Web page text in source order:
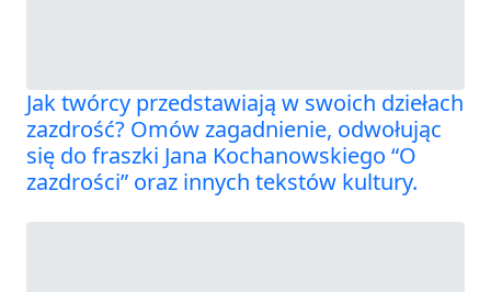
Jak twórcy przedstawiają w swoich dziełach
zazdrość? Omów zagadnienie, odwołując
się do fraszki Jana Kochanowskiego “O
zazdrości” oraz innych tekstów kultury.